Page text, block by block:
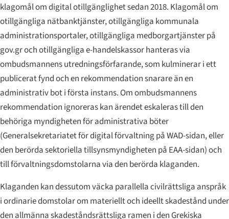
klagomål om digital otillgänglighet sedan 2018. Klagomål om
otillgängliga nätbanktjänster, otillgängliga kommunala
administrationsportaler, otillgängliga medborgartjänster på
gov.gr och otillgängliga e-handelskassor hanteras via
ombudsmannens utredningsförfarande, som kulminerar i ett
publicerat fynd och en rekommendation snarare än en
administrativ bot i första instans. Om ombudsmannens
rekommendation ignoreras kan ärendet eskaleras till den
behöriga myndigheten för administrativa böter
(Generalsekretariatet för digital förvaltning på WAD-sidan, eller
den berörda sektoriella tillsynsmyndigheten på EAA-sidan) och
till förvaltningsdomstolarna via den berörda klaganden.
Klaganden kan dessutom väcka parallella civilrättsliga anspråk
i ordinarie domstolar om materiellt och ideellt skadestånd under
den allmänna skadeståndsrättsliga ramen i den Grekiska